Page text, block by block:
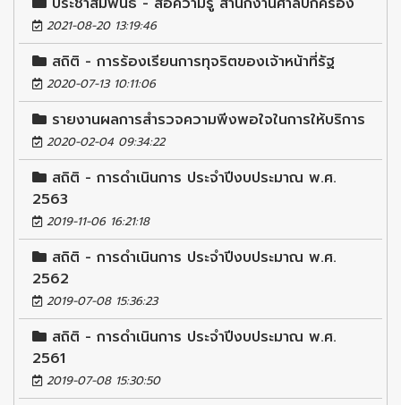
2021-08-20 13:19:46
สถิติ - การร้องเรียนการทุจริตของเจ้าหน้าที่รัฐ
2020-07-13 10:11:06
รายงานผลการสำรวจความพีงพอใจในการให้บริการ
2020-02-04 09:34:22
สถิติ - การดำเนินการ ประจำปีงบประมาณ พ.ศ.
2563
2019-11-06 16:21:18
สถิติ - การดำเนินการ ประจำปีงบประมาณ พ.ศ.
2562
2019-07-08 15:36:23
สถิติ - การดำเนินการ ประจำปีงบประมาณ พ.ศ.
2561
2019-07-08 15:30:50